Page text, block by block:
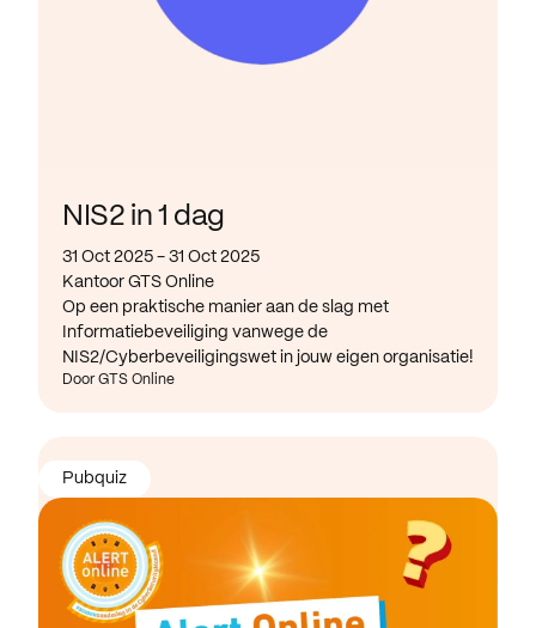
NIS2 in 1 dag
31 Oct 2025 - 31 Oct 2025
Kantoor GTS Online
Op een praktische manier aan de slag met
Informatiebeveiliging vanwege de
NIS2/Cyberbeveiligingswet in jouw eigen organisatie!
Door GTS Online
Pubquiz